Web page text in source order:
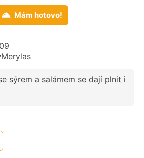
Mám hotovo!
Merylas
sýrem a salámem se dají plnit i